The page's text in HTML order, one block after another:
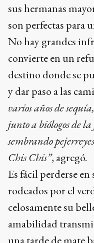
sus hermanas
son perfectas para
No hay grandes
convierte en un
destino donde se
y dar paso a las
varios años de
junto a biólogos de
sembrando
Chis Chis”, agregó.
Es fácil perderse
rodeados por el
celosamente su
amabilidad